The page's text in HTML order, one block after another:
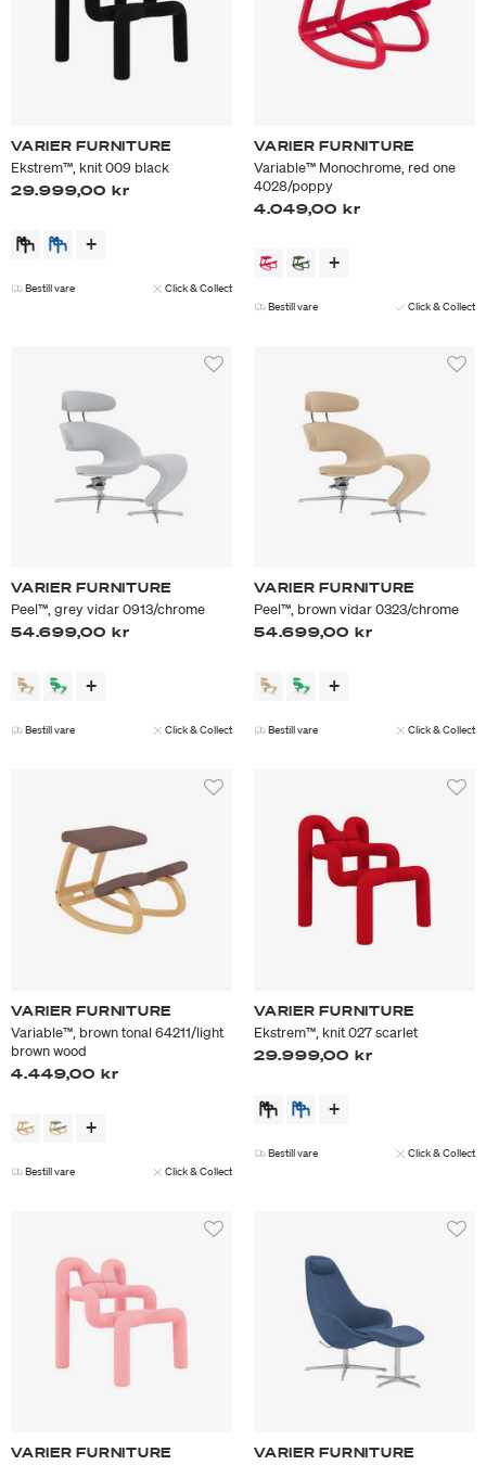
VARIER FURNITURE
Ekstrem™, knit 009 black
29.999,00 kr
Bestill vare Click & Collect
VARIER FURNITURE
Variable™ Monochrome, red one
4028/poppy
4.049,00 kr
Bestill vare Click & Collect
VARIER FURNITURE
Peel™, grey vidar 0913/chrome
54.699,00 kr
Bestill vare Click & Collect
VARIER FURNITURE
Peel™, brown vidar 0323/chrome
54.699,00 kr
Bestill vare Click & Collect
VARIER FURNITURE
Variable™, brown tonal 64211/light
brown wood
4.449,00 kr
Bestill vare Click & Collect
VARIER FURNITURE
Ekstrem™, knit 027 scarlet
29.999,00 kr
Bestill vare Click & Collect
VARIER FURNITURE VARIER FURNITURE